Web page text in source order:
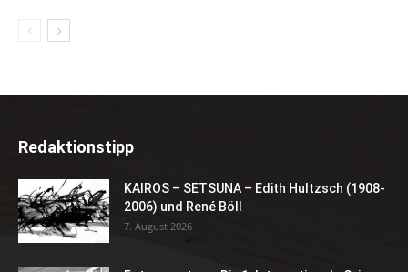
Redaktionstipp
KAIROS – SETSUNA – Edith Hultzsch (1908-
2006) und René Böll
7. August 2026